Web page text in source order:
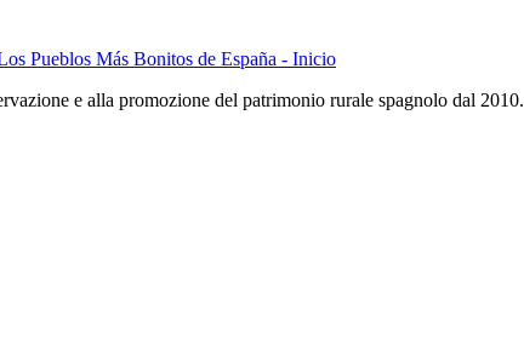
Pueblos Más Bonitos de España - Inicio
e alla promozione del patrimonio rurale spagnolo dal 2010.